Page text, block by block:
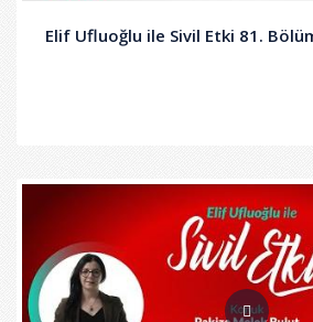
Elif Ufluoğlu ile Sivil Etki 81.